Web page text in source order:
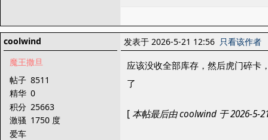
coolwind
魔王撒旦
帖子 8511
精华 0
积分 25663
激骚 1750 度
爱车
发表于 2026-5-21 12:56 只看该作者
应该没收全部库存，然后虎门碎卡
了
[本帖最后由 coolwind 于 2026-5-